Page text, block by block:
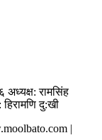
अध्यक्ष: रामसिंह
दु:खी
|